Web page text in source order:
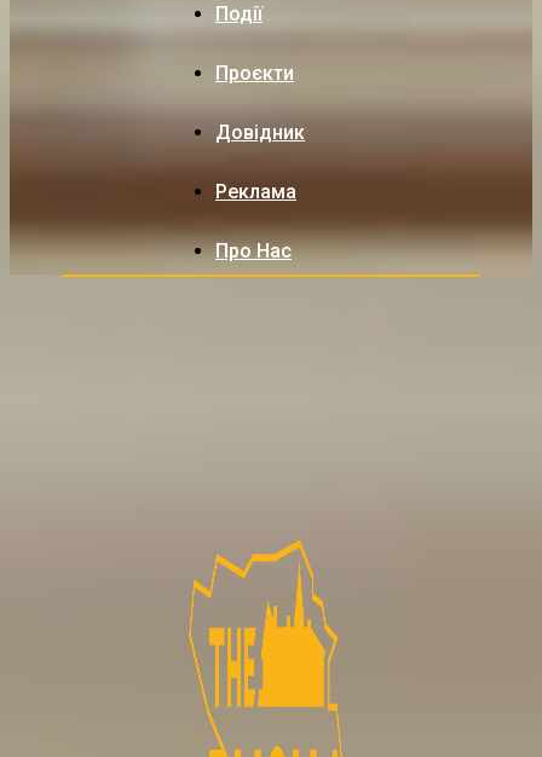
Події
Проєкти
Довідник
Реклама
Про Нас